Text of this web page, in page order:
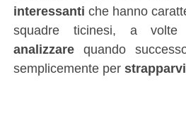
interessanti che hanno
squadre ticinesi, a volte
analizzarequando
semplicemente per